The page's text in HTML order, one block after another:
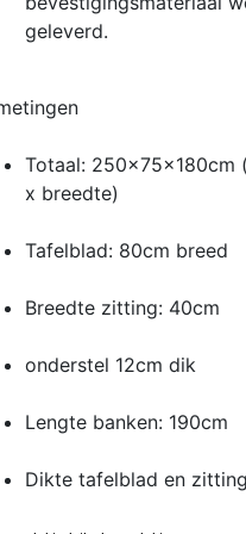
geleverd.
Totaal: 250x75x180cm
x breedte)
Tafelblad: 80cm breed
Breedte zitting: 40cm
onderstel 12cm dik
Lengte banken: 190cm
Dikte tafelblad en